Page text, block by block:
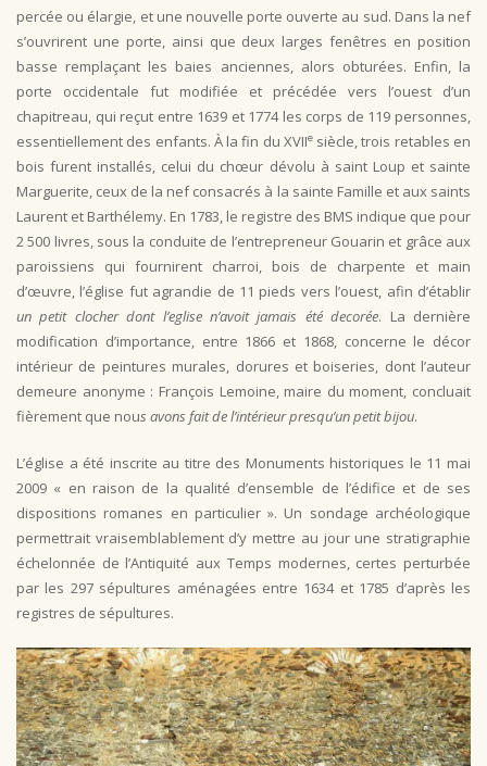
percée ou élargie, et une nouvelle porte ouverte au sud. Dans la nef
s’ouvrirent une porte, ainsi que deux larges fenêtres en position
basse remplaçant les baies anciennes, alors obturées. Enfin, la
porte occidentale fut modifiée et précédée vers l’ouest d’un
chapitreau, qui reçut entre 1639 et 1774 les corps de 119 personnes,
essentiellement des enfants. À la fin du XVIIesiècle, trois retables en
bois furent installés, celui du chœur dévolu à saint Loup et sainte
Marguerite, ceux de la nef consacrés à la sainte Famille et aux saints
Laurent et Barthélemy. En 1783, le registre des BMS indique que pour
2 500 livres, sous la conduite de l’entrepreneur Gouarin et grâce aux
paroissiens qui fournirent charroi, bois de charpente et main
d’œuvre, l’église fut agrandie de 11 pieds vers l’ouest, afin d’établir
un petit clocher dont l’eglise n’avoit jamais été decorée. La dernière
modification d’importance, entre 1866 et 1868, concerne le décor
intérieur de peintures murales, dorures et boiseries, dont l’auteur
demeure anonyme : François Lemoine, maire du moment, concluait
fièrement que nous avons fait de l’intérieur presqu’un petit bijou.
L’église a été inscrite au titre des Monuments historiques le 11 mai
2009 « en raison de la qualité d’ensemble de l’édifice et de ses
dispositions romanes en particulier ». Un sondage archéologique
permettrait vraisemblablement d’y mettre au jour une stratigraphie
échelonnée de l’Antiquité aux Temps modernes, certes perturbée
par les 297 sépultures aménagées entre 1634 et 1785 d’après les
registres de sépultures.